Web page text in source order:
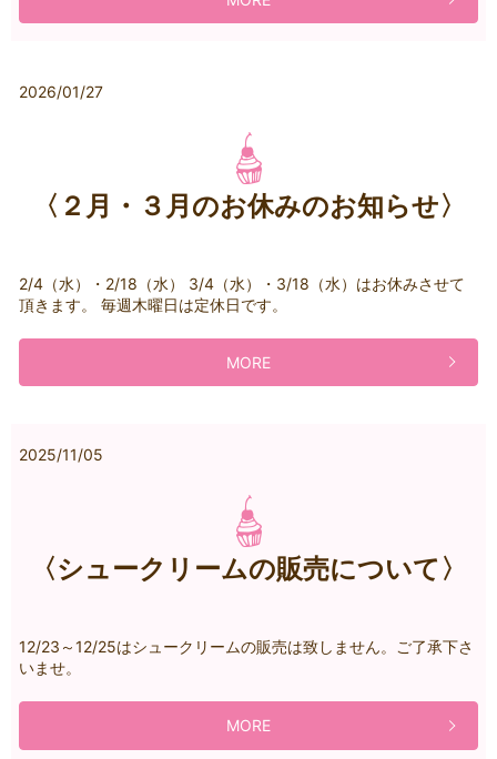
2026/01/27
〈２月・３月のお休みのお知らせ〉
2/4（水）・2/18（水） 3/4（水）・3/18（水）はお休みさせて
頂きます。 毎週木曜日は定休日です。
MORE
2025/11/05
〈シュークリームの販売について〉
12/23～12/25はシュークリームの販売は致しません。ご了承下さ
いませ。
MORE